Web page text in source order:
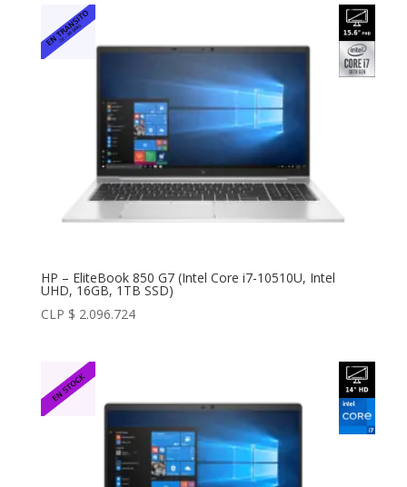
HP – EliteBook 850 G7 (Intel Core i7-10510U, Intel
UHD, 16GB, 1TB SSD)
CLP $ 2.096.724